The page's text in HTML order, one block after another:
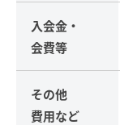
入会金・
会費等
その他
費用など